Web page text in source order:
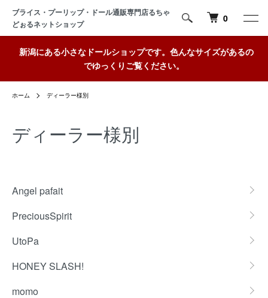
ブライス・プーリップ・ドール通販専門店るちゃ
どぉるネットショップ
0
新潟にある小さなドールショップです。色んなサイズがあるの
でゆっくりご覧ください。
ホーム ディーラー様別
ディーラー様別
Angel pafait
PreciousSpirit
UtoPa
HONEY SLASH!
momo